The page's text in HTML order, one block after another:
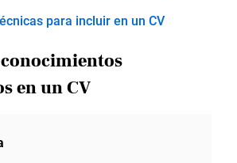
para incluir en un CV
en un CV